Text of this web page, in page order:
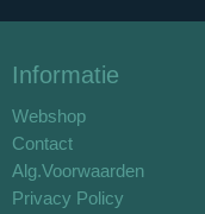
Informatie
Webshop
Contact
Alg.Voorwaarden
Privacy Policy